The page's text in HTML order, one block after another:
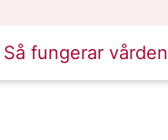
Så fungerar vården